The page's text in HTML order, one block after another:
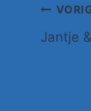
Jantje